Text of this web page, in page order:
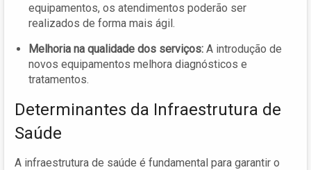
equipamentos, os atendimentos poderão ser
realizados de forma mais ágil.
Melhoria na qualidade dos serviços: A introdução de
novos equipamentos melhora diagnósticos e
tratamentos.
Determinantes da Infraestrutura de
Saúde
A infraestrutura de saúde é fundamental para garantir o